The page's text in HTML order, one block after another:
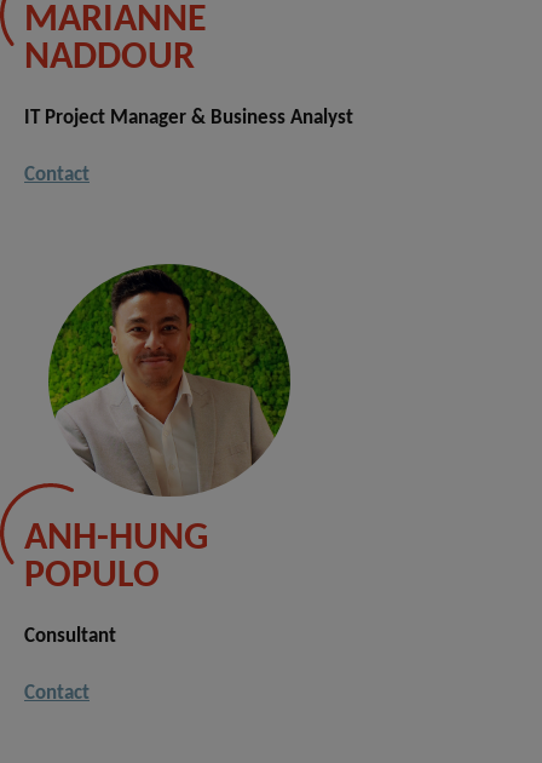
MARIANNE
NADDOUR
IT Project Manager & Business Analyst
Contact
ANH-HUNG
POPULO
Consultant
Contact